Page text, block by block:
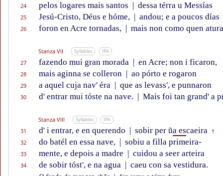
24 pelos logares mais santos | dessa térra u Messías
25 Jesú-Cristo, Déus e hóme, | andou; e a poucos días
26 foron en Acre tornadas, | mais non como quen atura
Stanza VII Syllables IPA
27 fazendo mui gran morada | en Acre; non i ficaron,
28 mais aginna se colleron | ao pórto e rogaron
29 a aquel cuja nav' éra | que as levass', e punnaron
30 d' entrar mui tóste na nave. | Mais foi tan grand' a
Stanza VIII Syllables IPA
31 d' i entrar, e en querendo | sobir per ũa escaeira †
32 do batél en essa nave, | sobiu a filla primeira-
33 mente, e depois a madre | cuidou a seer arteira
34 de sobir tóst', e na agua | caeu con sa vestidura.